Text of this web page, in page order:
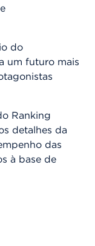
do
um futuro mais
Ranking
detalhes da
das
à base de